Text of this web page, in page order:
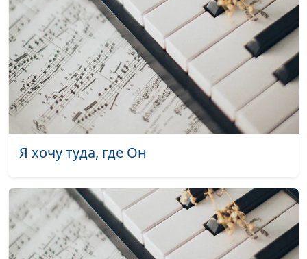
Если душа сложила
крылья
Анна Богатская #2002
Тайна закрытой
комнаты
Анна Богатская #2001
"Се стою у двери" Ирина Половинко
За все Тебя
Ирина Половинко #1999
Подними меня Ирина Половинко #1997
Исповедь Ирина Половинко #1995
Ушли холода Ирина Половинко #1994
Я хочу туда, где Он